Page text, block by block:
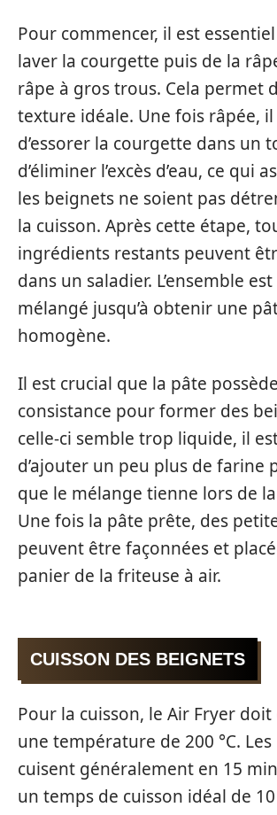
Pour commencer, il est
laver la courgette puis de la
râpe à gros trous. Cela permet
texture idéale. Une fois râpée,
d’essorer la courgette dans un
d’éliminer l’excès d’eau, ce qui
les beignets ne soient pas
la cuisson. Après cette étape,
ingrédients restants peuvent
dans un saladier. L’ensemble
mélangé jusqu’à obtenir une
homogène.
Il est crucial que la pâte
consistance pour former des
celle-ci semble trop liquide, il
d’ajouter un peu plus de farine
que le mélange tienne lors de
Une fois la pâte prête, des
peuvent être façonnées et
panier de la friteuse à air.
CUISSON DES BEIGNETS
Pour la cuisson, le Air Fryer
une température de 200 °C.
cuisent généralement en 15
un temps de cuisson idéal de